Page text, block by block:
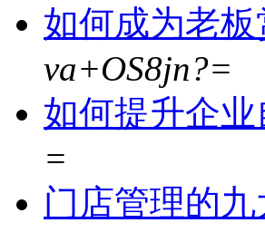
如何成为老
va+OS8jn?=
如何提升企
=
门店管理的